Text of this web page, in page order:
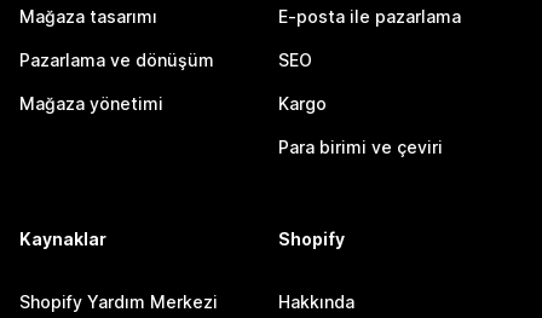
Mağaza tasarımı
Pazarlama ve dönüşüm
Mağaza yönetimi
E-posta ile pazarlama
SEO
Kargo
Para birimi ve çeviri
Kaynaklar
Shopify Yardım Merkezi
Shopify
Hakkında